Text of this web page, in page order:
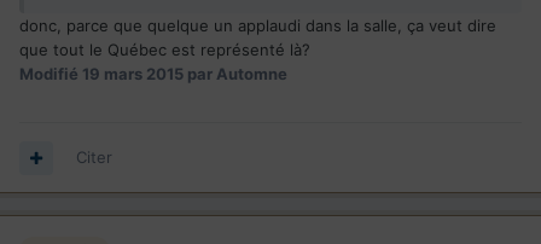
donc, parce que quelque un applaudi dans la salle, ça veut dire
que tout le Québec est représenté là?
Modifié 19 mars 2015 par Automne
Citer